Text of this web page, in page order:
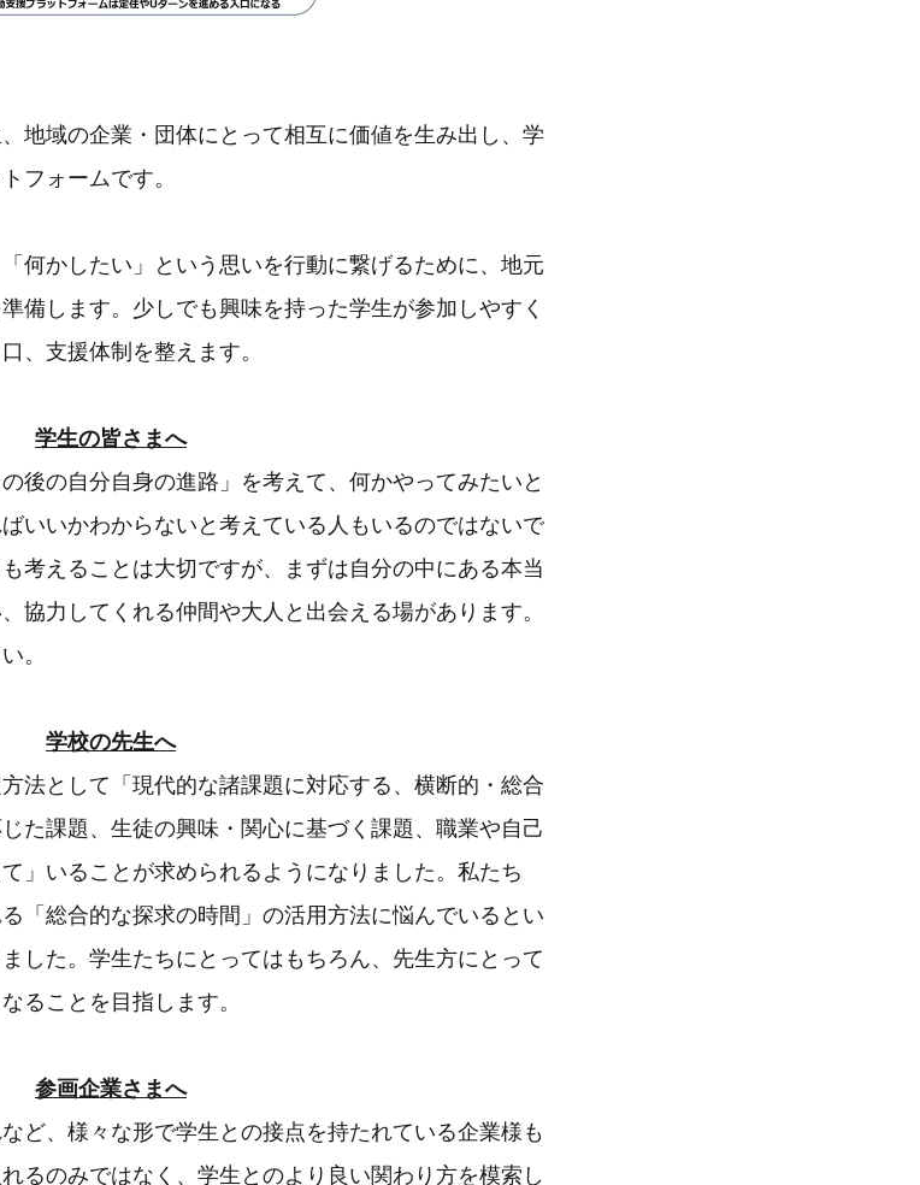
地域の企業・団体にとって相互に価値を生み出し、学
フォームです。
何かしたい」という思いを行動に繋げるために、地元
備します。少しでも興味を持った学生が参加しやすく
、支援体制を整えます。
学生の皆さまへ
後の自分自身の進路」を考えて、何かやってみたいと
いいかわからないと考えている人もいるのではないで
考えることは大切ですが、まずは自分の中にある本当
協力してくれる仲間や大人と出会える場があります。
。
学校の先生へ
法として「現代的な諸課題に対応する、横断的・総合
た課題、生徒の興味・関心に基づく課題、職業や自己
」いることが求められるようになりました。私たち
「総合的な探求の時間」の活用方法に悩んでいるとい
した。学生たちにとってはもちろん、先生方にとって
ることを目指します。
参画企業さまへ
ど、様々な形で学生との接点を持たれている企業様も
るのみではなく、学生とのより良い関わり方を模索し